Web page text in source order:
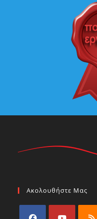
Ακολουθήστε Μας